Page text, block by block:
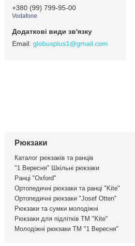
+380 (99) 799-95-00
Vodafone
globusplus1@gmail.com
Рюкзаки
Каталог рюкзаків та ранців
"1 Вересня" Шкільні рюкзаки
Ранці "Oxford"
Ортопедичні рюкзаки та ранці "Kite"
Ортопедичні рюкзаки "Josef Otten"
Рюкзаки та сумки молодіжні
Рюкзаки для підлітків ТМ "Kite"
Молодіжні рюкзаки ТМ "1 Вересня"